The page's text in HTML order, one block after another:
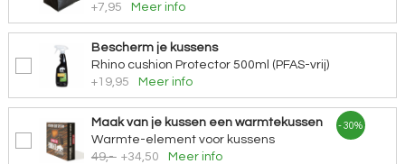
+7,95
Meer info
Bescherm je kussens
Rhino cushion Protector 500ml (PFAS-vrij)
+19,95
Meer info
Maak van je kussen een warmtekussen
Warmte-element voor kussens
49,- +34,50 Meer info
- 30%